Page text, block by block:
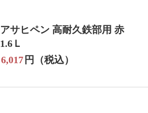
アサヒペン 高耐久鉄部用 赤
1.6Ｌ
6,017 円（税込）